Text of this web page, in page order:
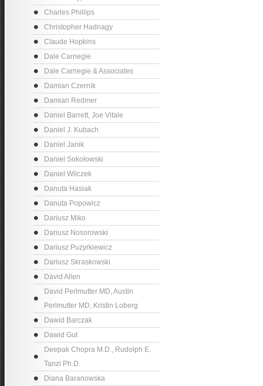
Charles Phillips
Christopher Hadnagy
Claude Hopkins
Dale Carnegie
Dale Carnegie & Associates
Damian Czernik
Damian Redmer
Daniel Barrett, Joe Vitale
Daniel J. Kubach
Daniel Janik
Daniel Sokołowski
Daniel Wilczek
Danuta Hasiak
Danuta Popowicz
Dariusz Miko
Dariusz Nosorowski
Dariusz Puzyrkiewicz
Dariusz Skraskowski
David Allen
David Perlmutter MD, Austin
Perlmutter MD, Kristin Loberg
Dawid Barczak
Dawid Gut
Deepak Chopra M.D., Rudolph E.
Tanzi Ph.D.
Diana Baranowska